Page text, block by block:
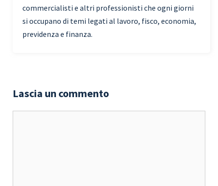
commercialisti e altri professionisti che ogni giorni
si occupano di temi legati al lavoro, fisco, economia,
previdenza e finanza.
Lascia un commento